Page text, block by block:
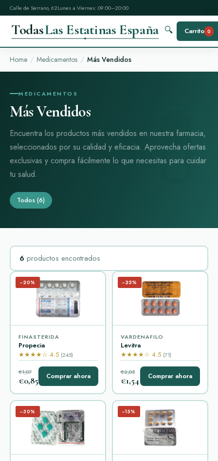
Calle de Serrano, 62Lunes a Viernes: 09:00–20:00
TodasLas Estatinas España 🔍 Carrito 0
Home Medicamentos Más Vendidos
MEDICAMENTOS
Más Vendidos
Encuentra los productos más vendidos en nuestra farmacia,
seleccionados por su calidad y eficacia. Aprovecha ofertas
exclusivas y compra fácilmente lo que necesitas para cuidar
tu salud.
Todos (6)
6 productos encontrados
−20%
FINASTERIDA
Propecia
★★★★☆ 4.5 (245)
€1,07
€0,85 Comprar ahora
−25%
VARDENAFILO
Levitra
★★★★☆ 4.5 (71)
€2,05
€1,54 Comprar ahora
−30% −15%